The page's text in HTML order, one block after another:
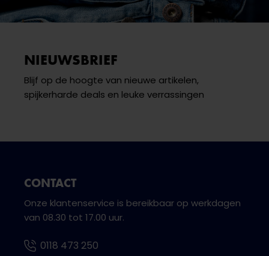
NIEUWSBRIEF
Blijf op de hoogte van nieuwe artikelen,
spijkerharde deals en leuke verrassingen
CONTACT
Onze klantenservice is bereikbaar op werkdagen
van 08.30 tot 17.00 uur.
0118 473 250